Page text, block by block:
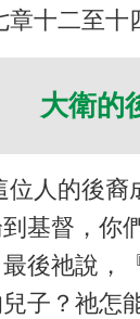
十二至十
大衛的
人的後
基督，你
後祂說
子？祂